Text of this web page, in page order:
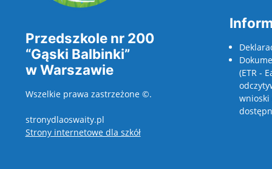
Przedszkole nr 200
“Gąski Balbinki”
w Warszawie
Wszelkie prawa zastrzeżone ©.
stronydlaoswaity.pl
Strony internetowe dla szkółotwiera się w nowym oknie
(ETR -
wnioski